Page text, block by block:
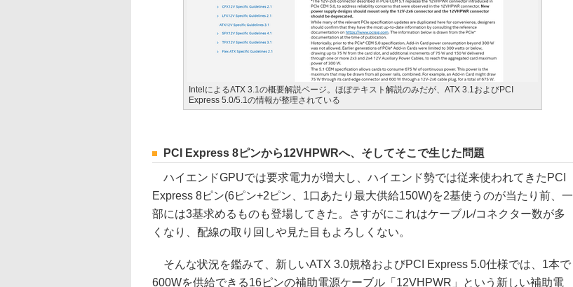
IntelによるATX 3.1の概要解説ページ。ほぼテキスト解説のみだが、ATX 3.1およびPCI
Express 5.0/5.1の情報が整理されている
PCI Express 8ピンから12VHPWRへ、そしてそこで生じた問題
ハイエンドGPUでは要求電力が増大し、ハイエンド勢では従来使われてきたPCI
Express 8ピン(6ピン+2ピン、1口あたり最大供給150W)を2基使うのが当たり前、一
部には3基求めるものも登場してきた。さすがにこれはケーブル/コネクター数が多
くなり、配線の取り回しや見た目もよろしくない。
そんな状況を鑑みて、新しいATX 3.0規格およびPCI Express 5.0仕様では、1本で
600Wを供給できる16ピンの補助電源ケーブル「12VHPWR」という新しい補助電